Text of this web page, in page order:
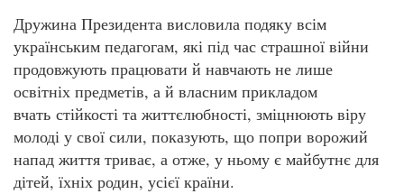
Дружина Президента висловила подяку всім
українським педагогам, які під час страшної війни
продовжують працювати й навчають не лише
освітніх предметів, а й власним прикладом
вчать стійкості та життєлюбності, зміцнюють віру
молоді у свої сили, показують, що попри ворожий
напад життя триває, а отже, у ньому є майбутнє для
дітей, їхніх родин, усієї країни.